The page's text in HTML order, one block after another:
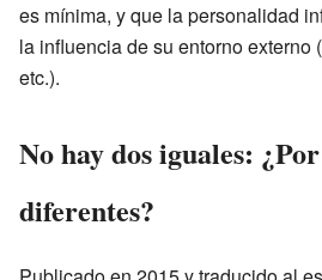
es mínima, y que la personalidad
la influencia de su entorno externo
etc.).
No hay dos iguales:
diferentes?